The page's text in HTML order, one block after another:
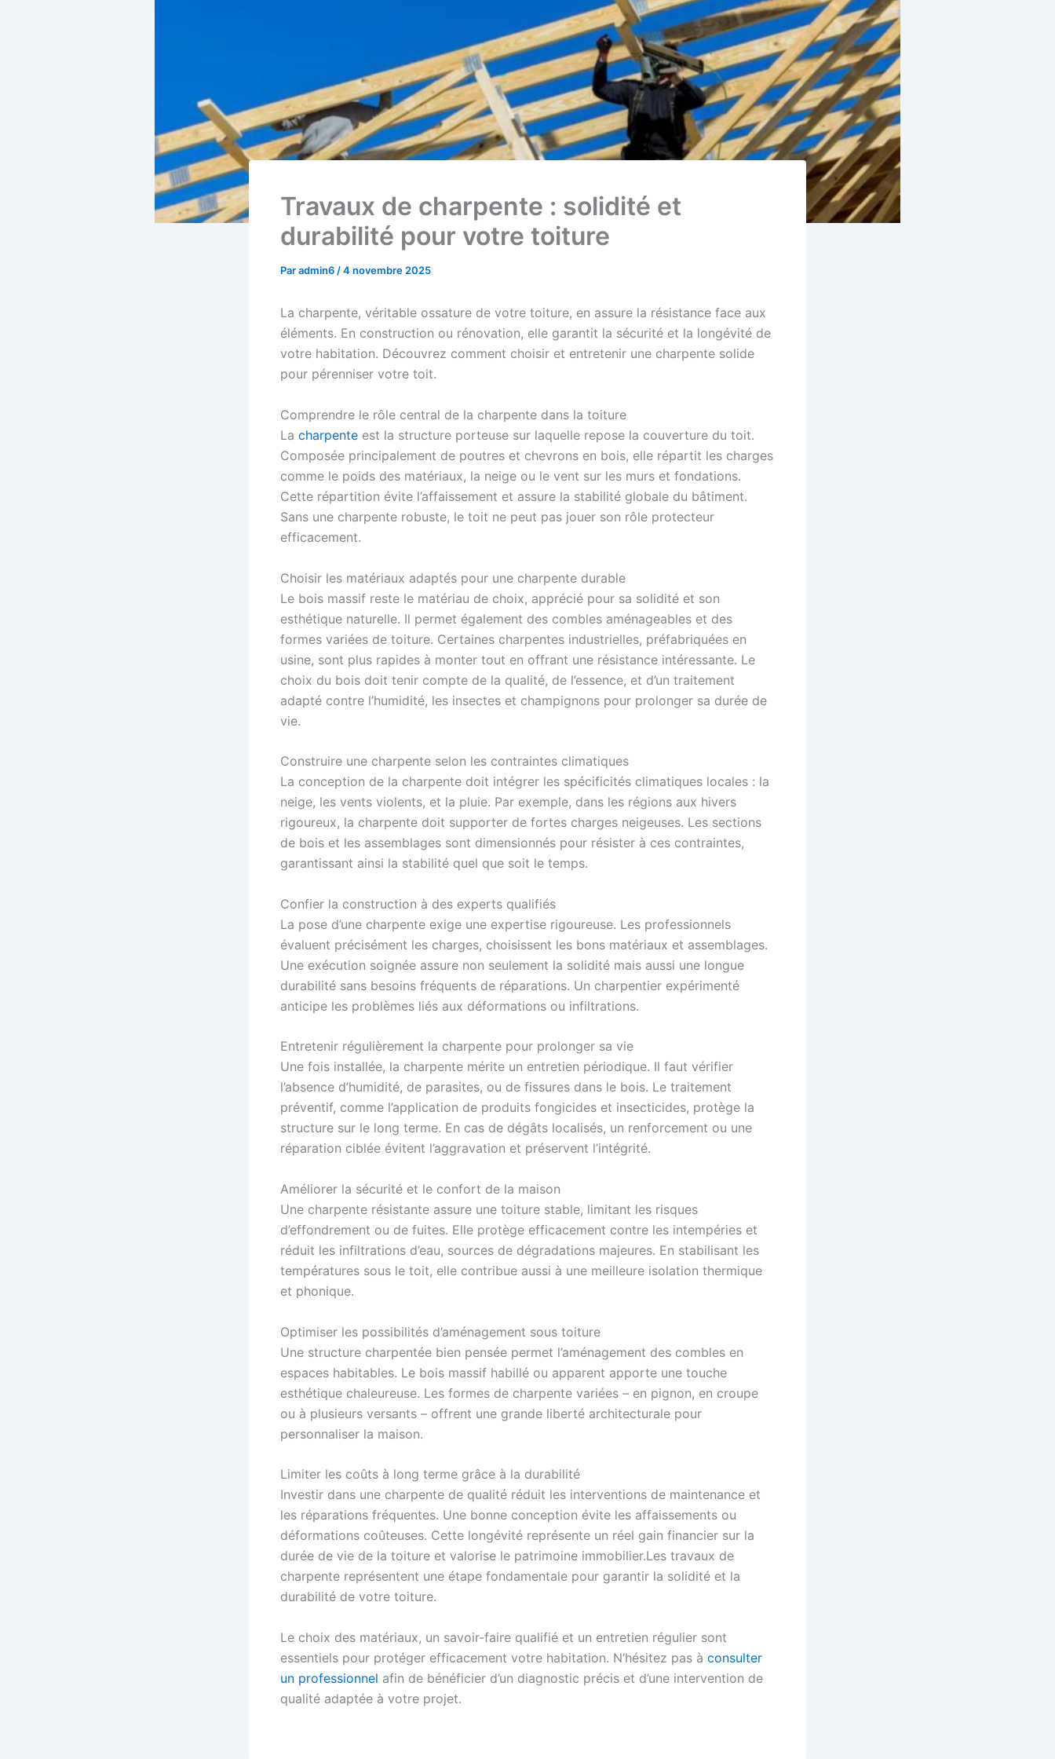
Travaux de charpente : solidité et
durabilité pour votre toiture
Paradmin6/4 novembre 2025
La charpente, véritable ossature de votre toiture, en assure la résistance face aux
éléments. En construction ou rénovation, elle garantit la sécurité et la longévité de
votre habitation. Découvrez comment choisir et entretenir une charpente solide
pour pérenniser votre toit.
Comprendre le rôle central de la charpente dans la toiture
La charpente est la structure porteuse sur laquelle repose la couverture du toit.
Composée principalement de poutres et chevrons en bois, elle répartit les charges
comme le poids des matériaux, la neige ou le vent sur les murs et fondations.
Cette répartition évite l’affaissement et assure la stabilité globale du bâtiment.
Sans une charpente robuste, le toit ne peut pas jouer son rôle protecteur
efficacement.
Choisir les matériaux adaptés pour une charpente durable
Le bois massif reste le matériau de choix, apprécié pour sa solidité et son
esthétique naturelle. Il permet également des combles aménageables et des
formes variées de toiture. Certaines charpentes industrielles, préfabriquées en
usine, sont plus rapides à monter tout en offrant une résistance intéressante. Le
choix du bois doit tenir compte de la qualité, de l’essence, et d’un traitement
adapté contre l’humidité, les insectes et champignons pour prolonger sa durée de
vie.
Construire une charpente selon les contraintes climatiques
La conception de la charpente doit intégrer les spécificités climatiques locales : la
neige, les vents violents, et la pluie. Par exemple, dans les régions aux hivers
rigoureux, la charpente doit supporter de fortes charges neigeuses. Les sections
de bois et les assemblages sont dimensionnés pour résister à ces contraintes,
garantissant ainsi la stabilité quel que soit le temps.
Confier la construction à des experts qualifiés
La pose d’une charpente exige une expertise rigoureuse. Les professionnels
évaluent précisément les charges, choisissent les bons matériaux et assemblages.
Une exécution soignée assure non seulement la solidité mais aussi une longue
durabilité sans besoins fréquents de réparations. Un charpentier expérimenté
anticipe les problèmes liés aux déformations ou infiltrations.
Entretenir régulièrement la charpente pour prolonger sa vie
Une fois installée, la charpente mérite un entretien périodique. Il faut vérifier
l’absence d’humidité, de parasites, ou de fissures dans le bois. Le traitement
préventif, comme l’application de produits fongicides et insecticides, protège la
structure sur le long terme. En cas de dégâts localisés, un renforcement ou une
réparation ciblée évitent l’aggravation et préservent l’intégrité.
Améliorer la sécurité et le confort de la maison
Une charpente résistante assure une toiture stable, limitant les risques
d’effondrement ou de fuites. Elle protège efficacement contre les intempéries et
réduit les infiltrations d’eau, sources de dégradations majeures. En stabilisant les
températures sous le toit, elle contribue aussi à une meilleure isolation thermique
et phonique.
Optimiser les possibilités d’aménagement sous toiture
Une structure charpentée bien pensée permet l’aménagement des combles en
espaces habitables. Le bois massif habillé ou apparent apporte une touche
esthétique chaleureuse. Les formes de charpente variées – en pignon, en croupe
ou à plusieurs versants – offrent une grande liberté architecturale pour
personnaliser la maison.
Limiter les coûts à long terme grâce à la durabilité
Investir dans une charpente de qualité réduit les interventions de maintenance et
les réparations fréquentes. Une bonne conception évite les affaissements ou
déformations coûteuses. Cette longévité représente un réel gain financier sur la
durée de vie de la toiture et valorise le patrimoine immobilier.Les travaux de
charpente représentent une étape fondamentale pour garantir la solidité et la
durabilité de votre toiture.
Le choix des matériaux, un savoir-faire qualifié et un entretien régulier sont
essentiels pour protéger efficacement votre habitation. N’hésitez pas à consulter
un professionnel afin de bénéficier d’un diagnostic précis et d’une intervention de
qualité adaptée à votre projet.